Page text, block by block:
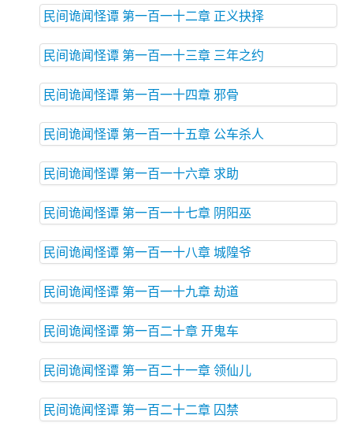
民间诡闻怪谭 第一百一十二章 正义抉择
民间诡闻怪谭 第一百一十三章 三年之约
民间诡闻怪谭 第一百一十四章 邪骨
民间诡闻怪谭 第一百一十五章 公车杀人
民间诡闻怪谭 第一百一十六章 求助
民间诡闻怪谭 第一百一十七章 阴阳巫
民间诡闻怪谭 第一百一十八章 城隍爷
民间诡闻怪谭 第一百一十九章 劫道
民间诡闻怪谭 第一百二十章 开鬼车
民间诡闻怪谭 第一百二十一章 领仙儿
民间诡闻怪谭 第一百二十二章 囚禁